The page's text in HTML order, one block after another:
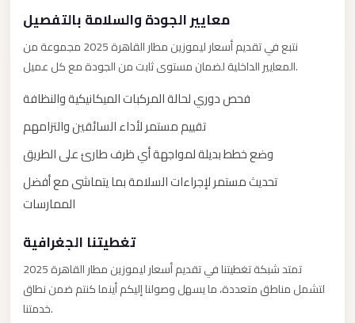
معايير الجودة والسلامة بالتفصيل
نتبع في تقديم أسعار ليموزين مطار القاهرة 2025 مجموعة من
المعايير الداخلية لضمان مستوى ثابت من الجودة مع كل عميل.
فحص دوري لحالة المركبات الميكانيكية والنظافة
تقييم مستمر لأداء السائقين والتزامهم
وضع خطط بديلة لمواجهة أي ظرف طارئ على الطريق
تحديث مستمر لإجراءات السلامة بما يتماشى مع أفضل
الممارسات
تغطيتنا الجغرافية
تمتد شبكة تغطيتنا في تقديم أسعار ليموزين مطار القاهرة 2025
لتشمل مناطق متعددة، ما يسهل وصولنا إليكم أينما كنتم ضمن نطاق
خدمتنا.
Capital
Transfer
New
Administrative
Capital
Limousine
Nasr
Taxi
Nasr
Limousine
Service